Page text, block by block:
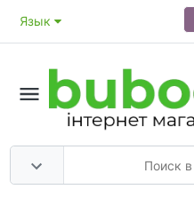
Язык